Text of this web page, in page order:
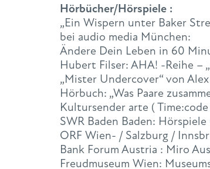
Hörbücher/Hörspiele :
„Ein Wispern unter Baker
bei audio media München:
Ändere Dein Leben in 60
Hubert Filser: AHA! -Reihe –
„Mister Undercover“ von
Hörbuch: „Was Paare
Kultursender arte (
SWR Baden Baden:
ORF Wien- / Salzburg /
Bank Forum Austria : Miro
Freudmuseum Wien: